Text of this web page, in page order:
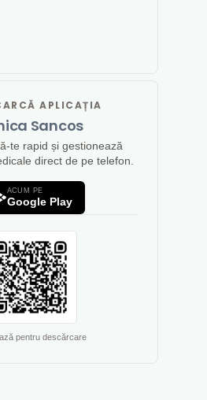
APLICAȚIA
Sancos
te rapid și gestionează
direct de pe telefon.
ACUM PE
Google Play
pentru descărcare